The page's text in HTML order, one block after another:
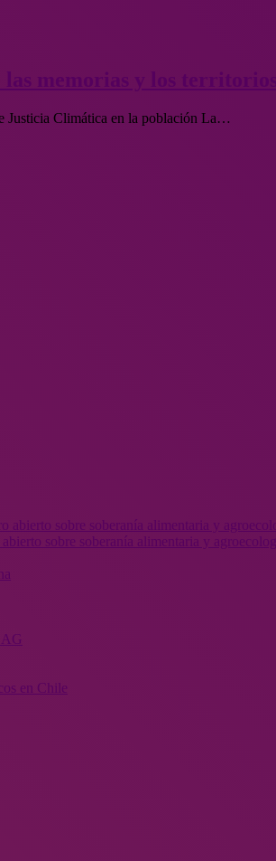
memorias y los
Justicia Climática en la población La…
sobre soberanía alimentaria y
en Chile